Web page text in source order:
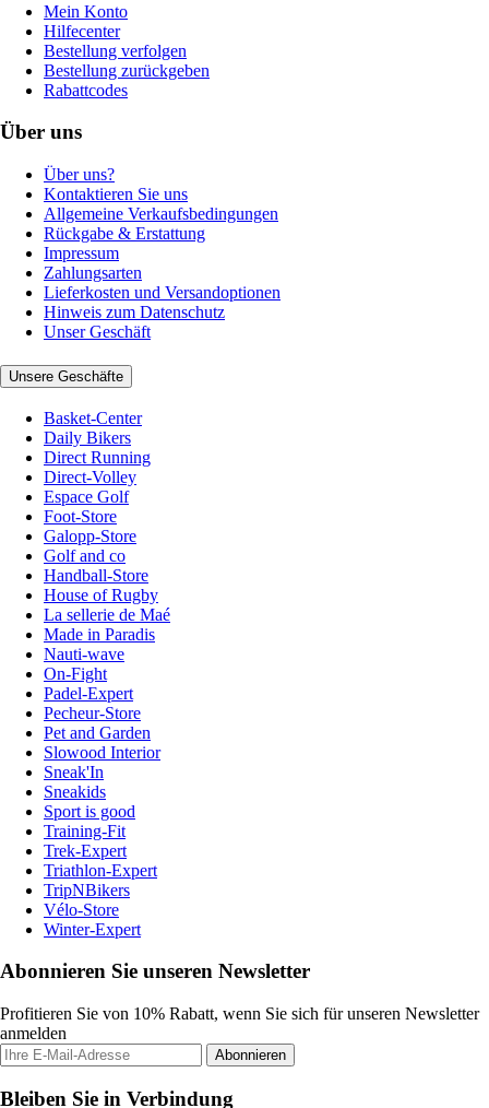
Mein Konto
Hilfecenter
Bestellung verfolgen
Bestellung zurückgeben
Rabattcodes
Über uns
Über uns?
Kontaktieren Sie uns
Allgemeine Verkaufsbedingungen
Rückgabe & Erstattung
Impressum
Zahlungsarten
Lieferkosten und Versandoptionen
Hinweis zum Datenschutz
Unser Geschäft
Unsere Geschäfte
Basket-Center
Daily Bikers
Direct Running
Direct-Volley
Espace Golf
Foot-Store
Galopp-Store
Golf and co
Handball-Store
House of Rugby
La sellerie de Maé
Made in Paradis
Nauti-wave
On-Fight
Padel-Expert
Pecheur-Store
Pet and Garden
Slowood Interior
Sneak'In
Sneakids
Sport is good
Training-Fit
Trek-Expert
Triathlon-Expert
TripNBikers
Vélo-Store
Winter-Expert
Abonnieren Sie unseren Newsletter
Profitieren Sie von 10% Rabatt, wenn Sie sich für unseren Newsletter
anmelden
Abonnieren
Bleiben Sie in Verbindung